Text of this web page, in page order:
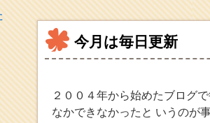
今月は毎日更新
２００４年から始めたブログ
なかできなかったと いうのが